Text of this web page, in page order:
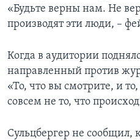
«Будьте верны нам. Не
производят эти люди, –
Когда в аудитории
направленный против
«То, что вы смотрите, и
совсем не то, что
Сульцбергер не сообщил,